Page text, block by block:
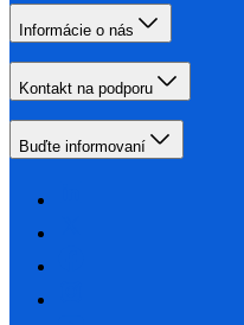
Informácie o nás
Kontakt na podporu
Buďte informovaní